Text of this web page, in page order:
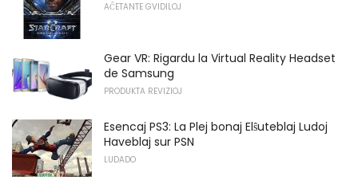
AĈETANTE GVIDILOJ
Gear VR: Rigardu la Virtual Reality Headset
de Samsung
PRODUKTA REVIZIOJ
Esencaj PS3: La Plej bonaj Elŝuteblaj Ludoj
Haveblaj sur PSN
LUDADO